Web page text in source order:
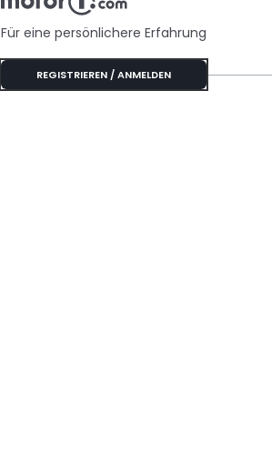
Specials
Für eine persönlichere Erfahrung
REGISTRIEREN / ANMELDEN